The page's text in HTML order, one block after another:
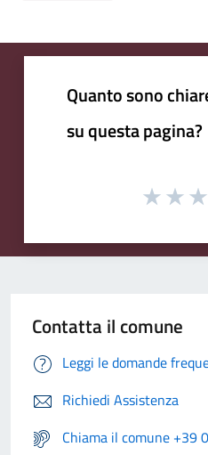
Quanto sono
su questa pagina?
Contatta il comune
Leggi le domande
Richiedi Assistenza
Chiama il comune +39